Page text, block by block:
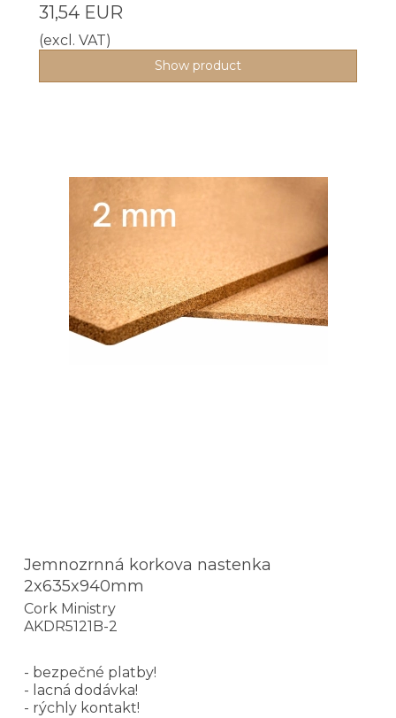
31,54 EUR
(excl. VAT)
Show product
Jemnozrnná korkova nastenka
2x635x940mm
Cork Ministry
AKDR5121B-2
- bezpečné platby!
- lacná dodávka!
- rýchly kontakt!